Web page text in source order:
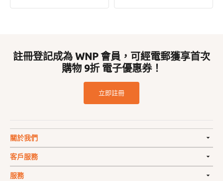
註冊登記成為 WNP 會員，可經電郵獲享首次
購物 9折 電子優惠券！
立即註冊
關於我們
客戶服務
服務